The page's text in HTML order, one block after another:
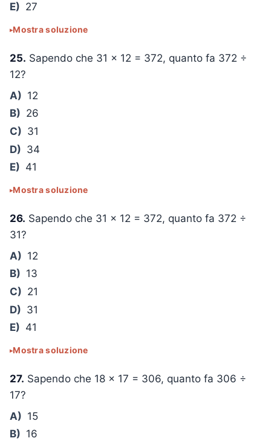
E) 27
Mostra soluzione
25. Sapendo che 31 × 12 = 372, quanto fa 372 ÷
12?
A) 12
B) 26
C) 31
D) 34
E) 41
Mostra soluzione
26. Sapendo che 31 × 12 = 372, quanto fa 372 ÷
31?
A) 12
B) 13
C) 21
D) 31
E) 41
Mostra soluzione
27. Sapendo che 18 × 17 = 306, quanto fa 306 ÷
17?
A) 15
B) 16